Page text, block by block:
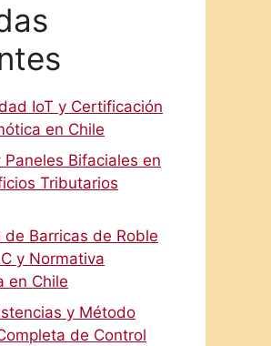
IoT y Certificación
en Chile
Paneles Bifaciales en
Tributarios
de Barricas de Roble
y Normativa
en Chile
y Método
de Control